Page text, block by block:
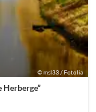
©msl33 / Fotolia
Herberge”